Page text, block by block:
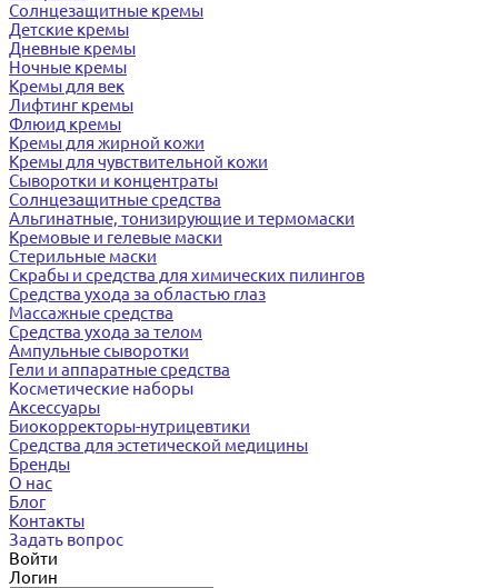
Солнцезащитные кремы
Детские кремы
Дневные кремы
Ночные кремы
Кремы для век
Лифтинг кремы
Флюид кремы
Кремы для жирной кожи
Кремы для чувствительной кожи
Сыворотки и концентраты
Солнцезащитные средства
Альгинатные, тонизирующие и термомаски
Кремовые и гелевые маски
Стерильные маски
Скрабы и средства для химических пилингов
Средства ухода за областью глаз
Массажные средства
Средства ухода за телом
Ампульные сыворотки
Гели и аппаратные средства
Косметические наборы
Аксессуары
Биокорректоры-нутрицевтики
Средства для эстетической медицины
Бренды
О нас
Блог
Контакты
Задать вопрос
Войти
Логин